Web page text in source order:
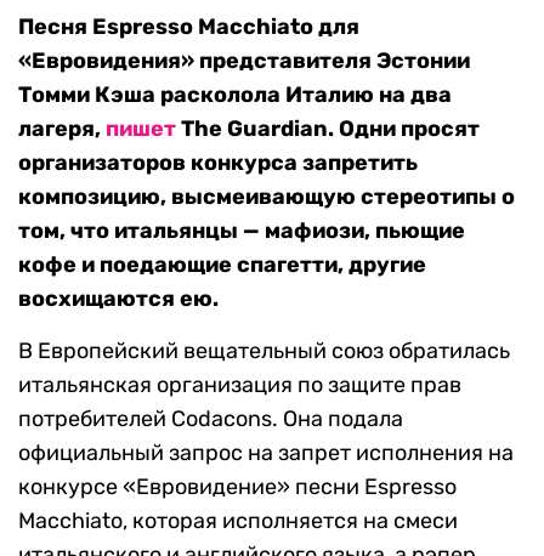
Песня Espresso Macchiato для
«Евровидения» представителя Эстонии
Томми Кэша расколола Италию на два
лагеря, пишетThe Guardian. Одни просят
организаторов конкурса запретить
композицию, высмеивающую стереотипы о
том, что итальянцы — мафиози, пьющие
кофе и поедающие спагетти, другие
восхищаются ею.
В Европейский вещательный союз обратилась
итальянская организация по защите прав
потребителей Codacons. Она подала
официальный запрос на запрет исполнения на
конкурсе «Евровидение» песни Espresso
Macchiato, которая исполняется на смеси